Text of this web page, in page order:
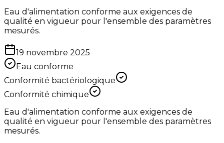
Eau d'alimentation conforme aux exigences de
qualité en vigueur pour l'ensemble des paramètres
mesurés.
19 novembre 2025
Eau conforme
Conformité bactériologique
Conformité chimique
Eau d'alimentation conforme aux exigences de
qualité en vigueur pour l'ensemble des paramètres
mesurés.